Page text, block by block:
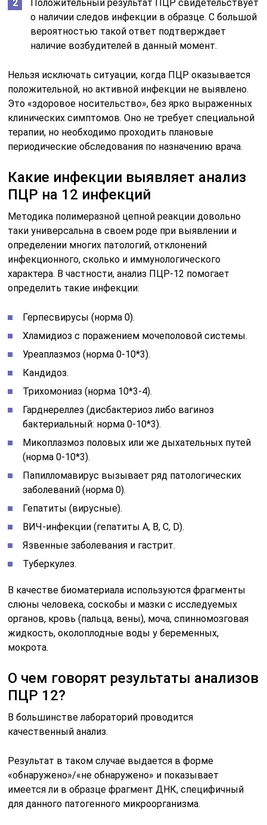
Положительный результат ПЦР свидетельствует
о наличии следов инфекции в образце. С большой
вероятностью такой ответ подтверждает
наличие возбудителей в данный момент.
Нельзя исключать ситуации, когда ПЦР оказывается
положительной, но активной инфекции не выявлено.
Это «здоровое носительство», без ярко выраженных
клинических симптомов. Оно не требует специальной
терапии, но необходимо проходить плановые
периодические обследования по назначению врача.
Какие инфекции выявляет анализ
ПЦР на 12 инфекций
Методика полимеразной цепной реакции довольно
таки универсальна в своем роде при выявлении и
определении многих патологий, отклонений
инфекционного, сколько и иммунологического
характера. В частности, анализ ПЦР-12 помогает
определить такие инфекции:
Герпесвирусы (норма 0).
Хламидиоз с поражением мочеполовой системы.
Уреаплазмоз (норма 0-10*3).
Кандидоз.
Трихомониаз (норма 10*3-4).
Гарднереллез (дисбактериоз либо вагиноз
бактериальный: норма 0-10*3).
Микоплазмоз половых или же дыхательных путей
(норма 0-10*3).
Папилломавирус вызывает ряд патологических
заболеваний (норма 0).
Гепатиты (вирусные).
ВИЧ-инфекции (гепатиты А, В, С, D).
Язвенные заболевания и гастрит.
Туберкулез.
В качестве биоматериала используются фрагменты
слюны человека, соскобы и мазки с исследуемых
органов, кровь (пальца, вены), моча, спинномозговая
жидкость, околоплодные воды у беременных,
мокрота.
О чем говорят результаты анализов
ПЦР 12?
В большинстве лабораторий проводится
качественный анализ.
Результат в таком случае выдается в форме
«обнаружено»/«не обнаружено» и показывает
имеется ли в образце фрагмент ДНК, специфичный
для данного патогенного микроорганизма.